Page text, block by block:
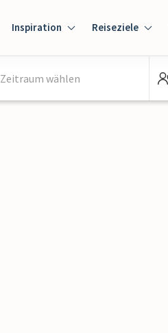
Inspiration Reiseziele
Zeitraum wählen